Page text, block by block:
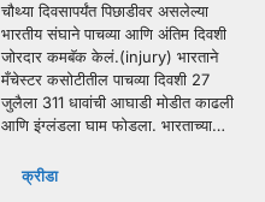
चौथ्या दिवसापर्यंत पिछाडीवर असलेल्या
भारतीय संघाने पाचव्या आणि अंतिम दिवशी
जोरदार कमबॅक केलं.(injury) भारताने
मँचेस्टर कसोटीतील पाचव्या दिवशी 27
जुलैला 311 धावांची आघाडी मोडीत काढली
आणि इंग्लंडला घाम फोडला. भारताच्या…
क्रीडा